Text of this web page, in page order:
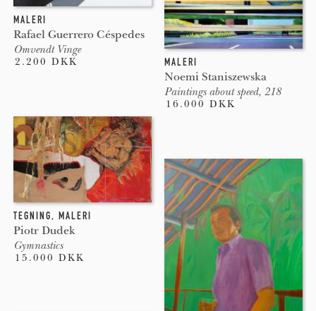
MALERI
Rafael Guerrero Céspedes
Omvendt Vinge
2.200 DKK
TEGNING, MALERI
Piotr Dudek
Gymnastics
15.000 DKK
MALERI
Noemi Staniszewska
Paintings about speed, 218
16.000 DKK